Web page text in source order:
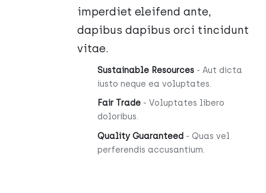
imperdiet eleifend ante,
dapibus dapibus orci tincidunt
vitae.
Sustainable Resources- Aut dicta
iusto neque ea voluptates.
Fair Trade- Voluptates libero
doloribus.
Quality Guaranteed - Quas vel
perferendis accusantium.